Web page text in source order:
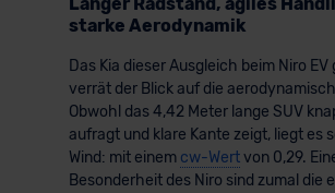
starke Aerodynamik
Das Kia dieser Ausgleich beim Niro EV
verrät der Blick auf die
Obwohl das 4,42 Meter lange SUV
aufragt und klare Kante zeigt, liegt es
Wind: mit einem cw-Wertvon 0,29.
Besonderheit des Niro sind zumal die